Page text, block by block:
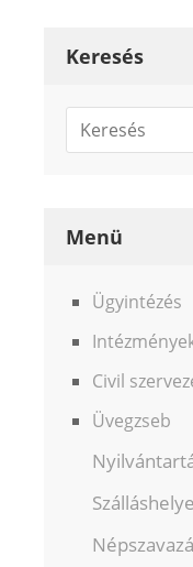
Keresés
Menü
Ügyintézés
Civil
Üvegzseb